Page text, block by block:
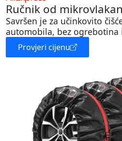
Ručnik od
Savršen je za učinkovito
automobila, bez ogrebotina
Provjeri cijenu